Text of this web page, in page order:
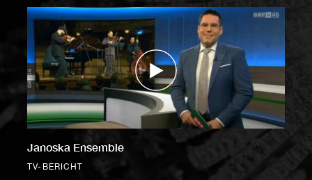
Janoska Ensemble
TV-BERICHT